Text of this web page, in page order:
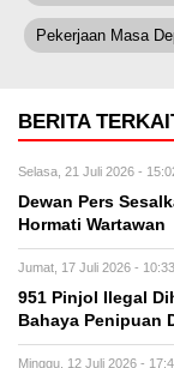
Pekerjaan Masa
BERITA
Selasa, 21 Juli 2026 -
Dewan Pers
Hormati Wartawan
Jumat, 17 Juli 2026 -
951 Pinjol Ilegal
Bahaya Penipuan
Minggu, 12 Juli 2026 -